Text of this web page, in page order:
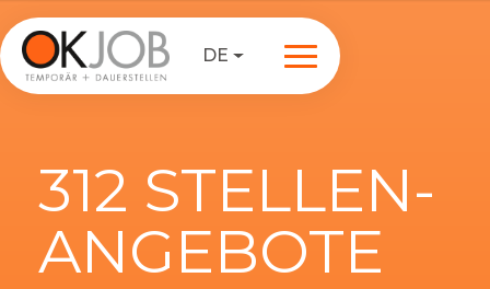
DE
312 STELLEN-
ANGEBOTE